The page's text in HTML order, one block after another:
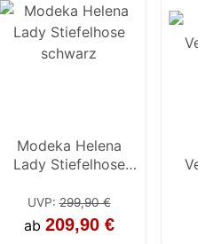
Modeka Helena
Lady Stiefelhose
UVP:299,90 €
ab 209,90 €